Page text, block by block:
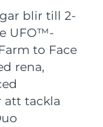
blir till 2-
UFO™-
Farm to Face
rena,
att tackla